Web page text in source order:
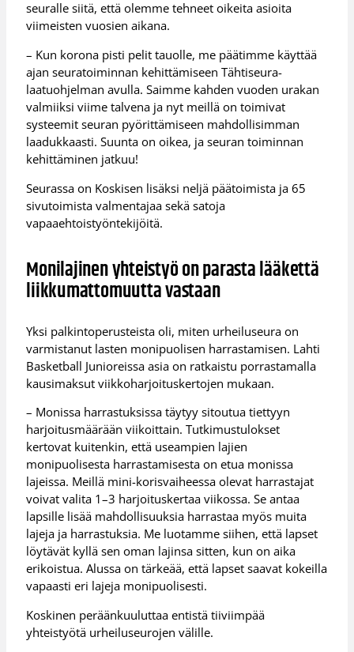
seuralle siitä, että olemme tehneet oikeita asioita
viimeisten vuosien aikana.
– Kun korona pisti pelit tauolle, me päätimme käyttää
ajan seuratoiminnan kehittämiseen Tähtiseura-
laatuohjelman avulla. Saimme kahden vuoden urakan
valmiiksi viime talvena ja nyt meillä on toimivat
systeemit seuran pyörittämiseen mahdollisimman
laadukkaasti. Suunta on oikea, ja seuran toiminnan
kehittäminen jatkuu!
Seurassa on Koskisen lisäksi neljä päätoimista ja 65
sivutoimista valmentajaa sekä satoja
vapaaehtoistyöntekijöitä.
Monilajinen yhteistyö on parasta lääkettä
liikkumattomuutta vastaan
Yksi palkintoperusteista oli, miten urheiluseura on
varmistanut lasten monipuolisen harrastamisen. Lahti
Basketball Junioreissa asia on ratkaistu porrastamalla
kausimaksut viikkoharjoituskertojen mukaan.
– Monissa harrastuksissa täytyy sitoutua tiettyyn
harjoitusmäärään viikoittain. Tutkimustulokset
kertovat kuitenkin, että useampien lajien
monipuolisesta harrastamisesta on etua monissa
lajeissa. Meillä mini-korisvaiheessa olevat harrastajat
voivat valita 1–3 harjoituskertaa viikossa. Se antaa
lapsille lisää mahdollisuuksia harrastaa myös muita
lajeja ja harrastuksia. Me luotamme siihen, että lapset
löytävät kyllä sen oman lajinsa sitten, kun on aika
erikoistua. Alussa on tärkeää, että lapset saavat kokeilla
vapaasti eri lajeja monipuolisesti.
Koskinen peräänkuuluttaa entistä tiiviimpää
yhteistyötä urheiluseurojen välille.